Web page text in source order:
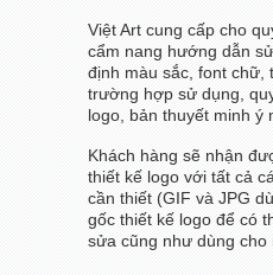
Việt Art cung cấp cho
cẩm nang hướng dẫn
định màu sắc, font chữ,
trường hợp sử dụng,
logo, bản thuyết minh ý
Khách hàng sẽ nhận
thiết kế logo với tất cả
cần thiết (GIF và JPG
gốc thiết kế logo để có
sửa cũng như dùng cho